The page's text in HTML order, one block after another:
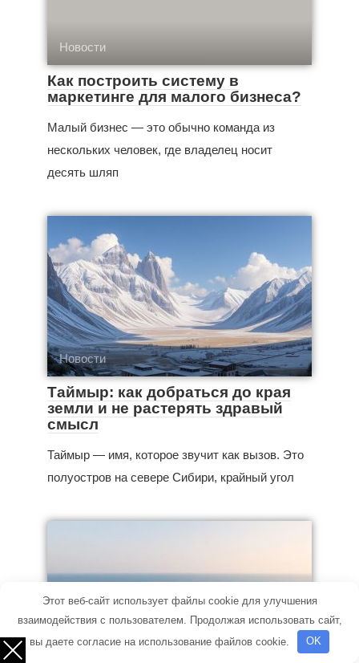
Новости
Как построить систему в
маркетинге для малого бизнеса?
Малый бизнес — это обычно команда из
нескольких человек, где владелец носит
десять шляп
Новости
Таймыр: как добраться до края
земли и не растерять здравый
смысл
Таймыр — имя, которое звучит как вызов. Это
полуостров на севере Сибири, крайный угол
Этот веб-сайт использует файлы cookie для улучшения
взаимодействия с пользователем. Продолжая использовать сайт,
вы даете согласие на использование файлов cookie.
OK